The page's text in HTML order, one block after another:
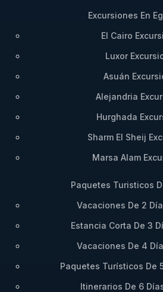
Excursiones En
El Cairo
Luxor
Asuán
Alejandria
Hurghada
Sharm El Sheij
Marsa Alam
Paquetes Turisticos
Vacaciones De 2
Estancia Corta De 3
Vacaciones De 4
Paquetes Turísticos De
Itinerarios De 6